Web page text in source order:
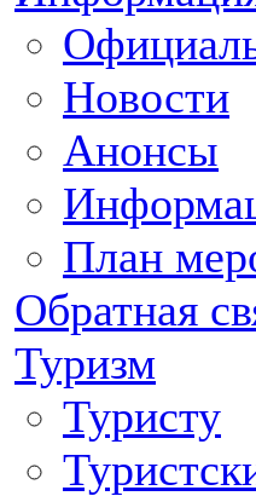
Новости
Анонсы
План
Обратная
Туризм
Туристу